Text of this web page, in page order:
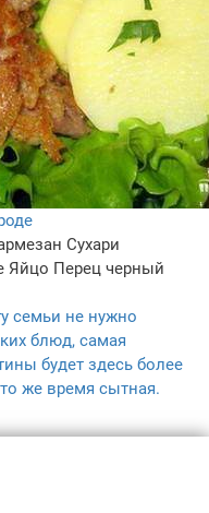
Сухари
Яйцо Перец черный
семьи не нужно
блюд, самая
будет здесь более
же время сытная.